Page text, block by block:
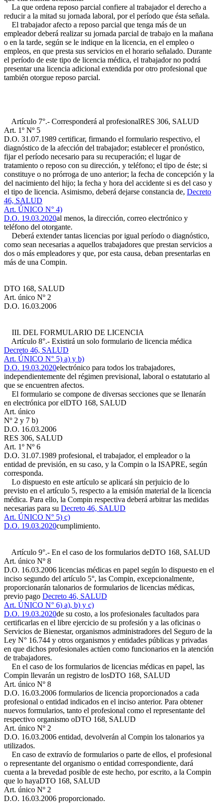
La que ordena reposo parcial confiere al trabajador el derecho a
reducir a la mitad su jornada laboral, por el período que ésta señala.
El trabajador afecto a reposo parcial que tenga más de un
empleador deberá realizar su jornada parcial de trabajo en la mañana
o en la tarde, según se le indique en la licencia, en el empleo o
empleos, en que presta sus servicios en el horario señalado. Durante
el período de este tipo de licencia médica, el trabajador no podrá
presentar una licencia adicional extendida por otro profesional que
también otorgue reposo parcial.
Artículo 7°.- Corresponderá al profesionalRES 306, SALUD
Art. 1º Nº 5
D.O. 31.07.1989 certificar, firmando el formulario respectivo, el
diagnóstico de la afección del trabajador; establecer el pronóstico,
fijar el período necesario para su recuperación; el lugar de
tratamiento o reposo con su dirección, y teléfono; el tipo de éste; si
constituye o no prórroga de uno anterior; la fecha de concepción y la
del nacimiento del hijo; la fecha y hora del accidente si es del caso y
el tipo de licencia. Asimismo, deberá dejarse constancia de, Decreto
46, SALUD
Art. ÚNICO N° 4)
D.O. 19.03.2020al menos, la dirección, correo electrónico y
teléfono del otorgante.
Deberá extender tantas licencias por igual período o diagnóstico,
como sean necesarias a aquellos trabajadores que prestan servicios a
dos o más empleadores y que, por esta causa, deban presentarlas en
más de una Compin.
DTO 168, SALUD
Art. único Nº 2
D.O. 16.03.2006
III. DEL FORMULARIO DE LICENCIA
Artículo 8°.- Existirá un solo formulario de licencia médica
Decreto 46, SALUD
Art. ÚNICO N° 5) a) y b)
D.O. 19.03.2020electrónico para todos los trabajadores,
independientemente del régimen previsional, laboral o estatutario al
que se encuentren afectos.
El formulario se compone de diversas secciones que se llenarán
en electrónica por elDTO 168, SALUD
Art. único
Nº 2 y 7 b)
D.O. 16.03.2006
RES 306, SALUD
Art. 1º Nº 6
D.O. 31.07.1989 profesional, el trabajador, el empleador o la
entidad de previsión, en su caso, y la Compin o la ISAPRE, según
corresponda.
Lo dispuesto en este artículo se aplicará sin perjuicio de lo
previsto en el artículo 5, respecto a la emisión material de la licencia
médica. Para ello, la Compin respectiva deberá arbitrar las medidas
necesarias para su Decreto 46, SALUD
Art. ÚNICO N° 5) c)
D.O. 19.03.2020cumplimiento.
Artículo 9°.- En el caso de los formularios deDTO 168, SALUD
Art. único Nº 8
D.O. 16.03.2006 licencias médicas en papel según lo dispuesto en el
inciso segundo del artículo 5°, las Compin, excepcionalmente,
proporcionarán talonarios de formularios de licencias médicas,
previo pago Decreto 46, SALUD
Art. ÚNICO N° 6) a), b) y c)
D.O. 19.03.2020de su costo, a los profesionales facultados para
certificarlas en el libre ejercicio de su profesión y a las oficinas o
Servicios de Bienestar, organismos administradores del Seguro de la
Ley N° 16.744 y otros organismos y entidades públicas y privadas
en que dichos profesionales actúen como funcionarios en la atención
de trabajadores.
En el caso de los formularios de licencias médicas en papel, las
Compin llevarán un registro de losDTO 168, SALUD
Art. único Nº 8
D.O. 16.03.2006 formularios de licencia proporcionados a cada
profesional o entidad indicados en el inciso anterior. Para obtener
nuevos formularios, tanto el profesional como el representante del
respectivo organismo oDTO 168, SALUD
Art. único Nº 2
D.O. 16.03.2006 entidad, devolverán al Compin los talonarios ya
utilizados.
En caso de extravío de formularios o parte de ellos, el profesional
o representante del organismo o entidad correspondiente, dará
cuenta a la brevedad posible de este hecho, por escrito, a la Compin
que lo hayaDTO 168, SALUD
Art. único Nº 2
D.O. 16.03.2006 proporcionado.